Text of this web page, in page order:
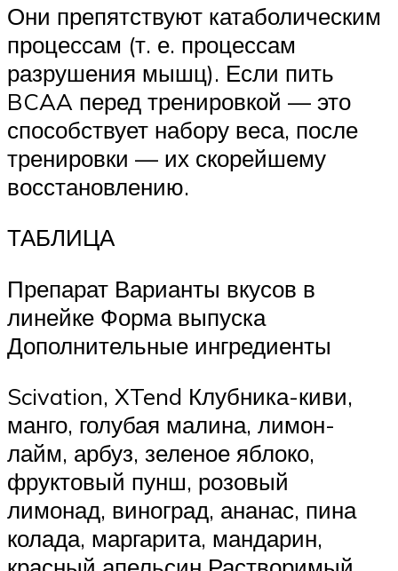
Они препятствуют катаболическим
процессам (т. е. процессам
разрушения мышц). Если пить
BCAA перед тренировкой — это
способствует набору веса, после
тренировки — их скорейшему
восстановлению.
ТАБЛИЦА
Препарат Варианты вкусов в
линейке Форма выпуска
Дополнительные ингредиенты
Scivation, XTend Клубника-киви,
манго, голубая малина, лимон-
лайм, арбуз, зеленое яблоко,
фруктовый пунш, розовый
лимонад, виноград, ананас, пина
колада, маргарита, мандарин,